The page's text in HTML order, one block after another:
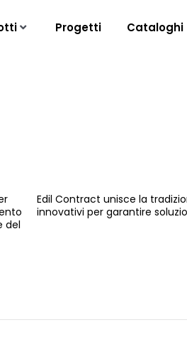
Progetti Cataloghi
del
Edil Contract unisce la
innovativi per garantire